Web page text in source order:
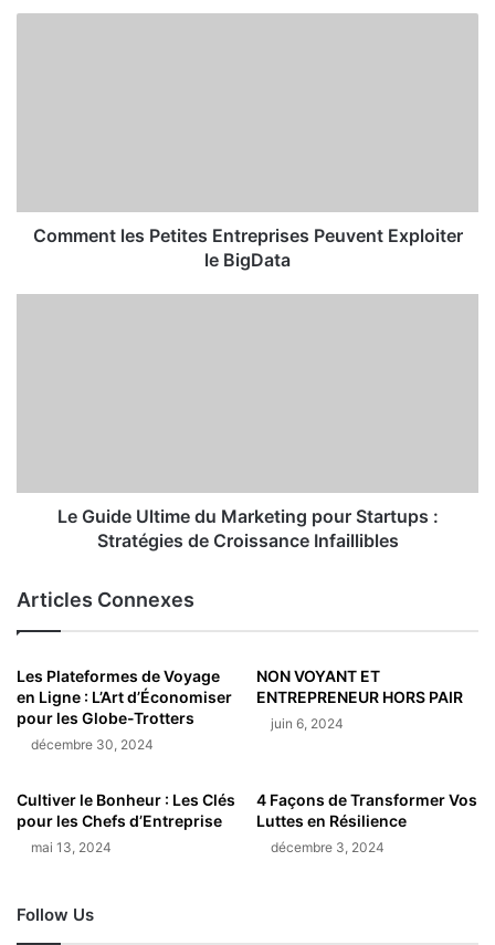
Comment les Petites Entreprises Peuvent Exploiter
le BigData
Le Guide Ultime du Marketing pour Startups :
Stratégies de Croissance Infaillibles
Articles Connexes
Les Plateformes de Voyage
en Ligne : L’Art d’Économiser
pour les Globe-Trotters
décembre 30, 2024
NON VOYANT ET
ENTREPRENEUR HORS PAIR
juin 6, 2024
Cultiver le Bonheur : Les Clés
pour les Chefs d’Entreprise
mai 13, 2024
4 Façons de Transformer Vos
Luttes en Résilience
décembre 3, 2024
Follow Us